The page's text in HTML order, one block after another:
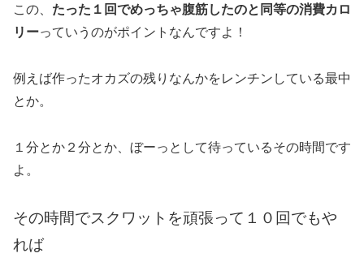
この、 たった１回でめっちゃ腹筋したのと同等の消費カロ
リーっていうのがポイントなんですよ！
例えば作ったオカズの残りなんかをレンチンしている最中
とか。
１分とか２分とか、ぼーっとして待っているその時間です
よ。
その時間でスクワットを頑張って１０回でもや
れば